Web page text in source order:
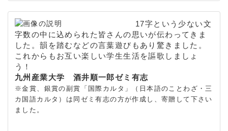
17字という少ない文
字数の中に込められた皆さんの思いが伝わってきま
した。韻を踏むなどの言葉遊びもあり驚きました。
これからもお互い楽しい学生生活を謳歌しましょ
う！
九州産業大学 酒井順一郎ゼミ有志
※金賞、銀賞の副賞「国際カルタ」（日本語のことわざ・三
カ国語カルタ）は同ゼミ有志の方が作成し、寄贈して下さい
ました。